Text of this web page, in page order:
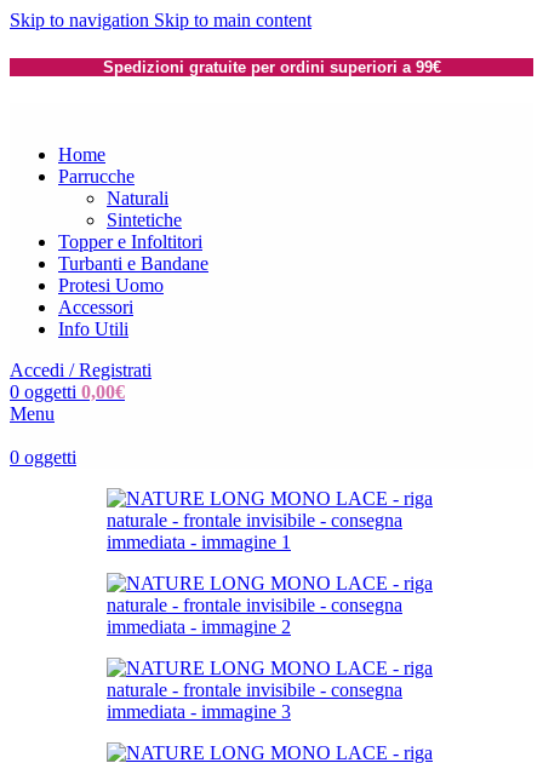
Skip to navigation Skip to main content
Spedizioni gratuite per ordini superiori a 99€
Home
Parrucche
Naturali
Sintetiche
Topper e Infoltitori
Turbanti e Bandane
Protesi Uomo
Accessori
Info Utili
Accedi / Registrati
0 oggetti 0,00€
Menu
0 oggetti